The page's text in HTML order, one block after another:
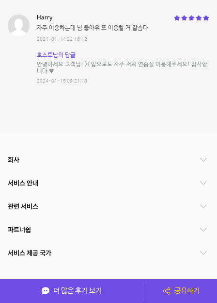
Harry
자주 이용하는데 넘 좋아유 또 이용할 거 같슴다
2024-01-14 22:16:12
호스트님의 답글
안녕하세요 고객님! >< 앞으로도 자주 저희 연습실 이용해주세요! 감사합
니다 ♥
2024-01-15 09:21:18
더 많은 후기 보기 공유하기
회사
서비스 안내
관련 서비스
파트너쉽
서비스 제공 국가
(주)NSPACE 사업자정보